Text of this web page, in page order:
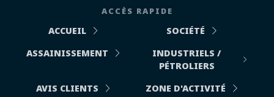
ACCÈS RAPIDE
ACCUEIL
SOCIÉTÉ
ASSAINISSEMENT
INDUSTRIELS /
PÉTROLIERS
AVIS CLIENTS
ZONE D'ACTIVITÉ